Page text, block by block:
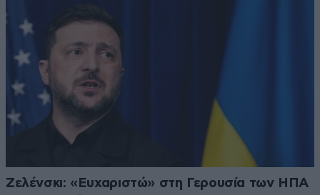
Ζελένσκι: «Ευχαριστώ» στη Γερουσία των ΗΠΑ